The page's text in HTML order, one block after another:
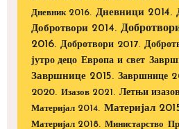
Дневник 2016. Дневници 2014.
Добротвори 2014.
2016. Добротвори 2017.
јутро децо Европа и свет
Завршнице 2015. Завршнице
2020. Изазов 2021. Летњи
Материјал 2014. Материјал
Материјал 2018. Министарство